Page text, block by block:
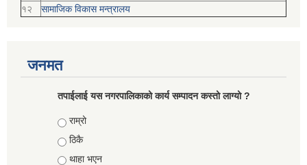
१२
सामाजिक विकास मन्‍‍त्रालय
जनमत
तपाईलाई यस नगरपालिकाको कार्य सम्पादन कस्तो लाग्यो ?
Choices
राम्रो
ठिकै
थाहा भएन